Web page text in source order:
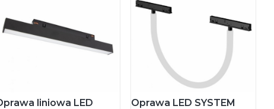
liniowa LED
Oprawa LED SYSTEM